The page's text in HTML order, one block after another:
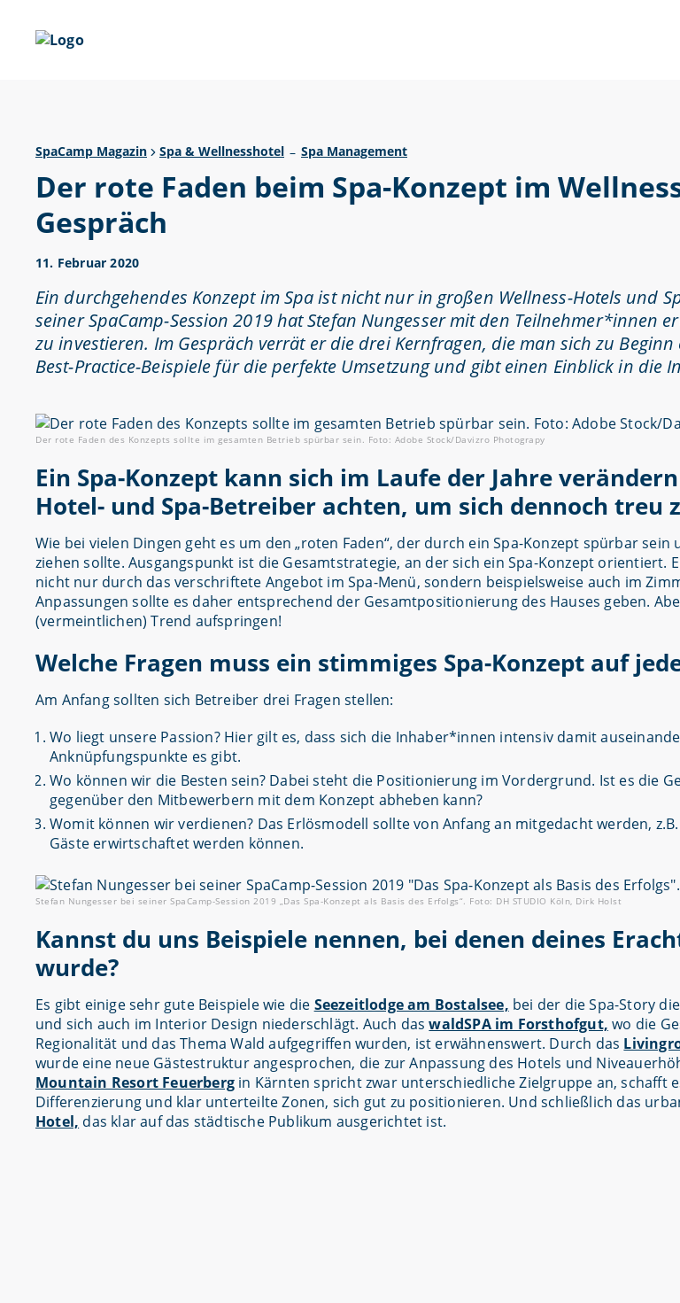
SpaCamp Magazin Spa & Wellnesshotel – Spa Management
Der rote Faden beim Spa-Konzept im
Gespräch
11. Februar 2020
Ein durchgehendes Konzept im Spa ist nicht nur in großen Wellness-Hotels und
seiner SpaCamp-Session 2019 hat Stefan Nungesser mit den Teilnehmer*innen
zu investieren. Im Gespräch verrät er die drei Kernfragen, die man sich zu
Best-Practice-Beispiele für die perfekte Umsetzung und gibt einen Einblick in die
Der rote Faden des Konzepts sollte im gesamten Betrieb spürbar sein. Foto: Adobe Stock/Davizro Photograpy
Ein Spa-Konzept kann sich im Laufe der Jahre
Hotel- und Spa-Betreiber achten, um sich dennoch treu
Wie bei vielen Dingen geht es um den „roten Faden“, der durch ein Spa-Konzept spürbar sein
ziehen sollte. Ausgangspunkt ist die Gesamtstrategie, an der sich ein Spa-Konzept orientiert.
nicht nur durch das verschriftete Angebot im Spa-Menü, sondern beispielsweise auch im
Anpassungen sollte es daher entsprechend der Gesamtpositionierung des Hauses geben.
(vermeintlichen) Trend aufspringen!
Welche Fragen muss ein stimmiges Spa-Konzept auf
Am Anfang sollten sich Betreiber drei Fragen stellen:
Wo liegt unsere Passion? Hier gilt es, dass sich die Inhaber*innen intensiv damit
Anknüpfungspunkte es gibt.
Wo können wir die Besten sein? Dabei steht die Positionierung im Vordergrund. Ist es die
gegenüber den Mitbewerbern mit dem Konzept abheben kann?
Womit können wir verdienen? Das Erlösmodell sollte von Anfang an mitgedacht werden,
Gäste erwirtschaftet werden können.
Stefan Nungesser bei seiner SpaCamp-Session 2019 „Das Spa-Konzept als Basis des Erfolgs“. Foto: DH STUDIO Köln, Dirk Holst
Kannst du uns Beispiele nennen, bei denen deines
wurde?
Es gibt einige sehr gute Beispiele wie die Seezeitlodge am Bostalsee, bei der die Spa-Story
und sich auch im Interior Design niederschlägt. Auch daswaldSPA im Forsthofgut, wo die
Regionalität und das Thema Wald aufgegriffen wurden, ist erwähnenswert. Durch das
wurde eine neue Gästestruktur angesprochen, die zur Anpassung des Hotels und
Mountain Resort Feuerberg in Kärnten spricht zwar unterschiedliche Zielgruppe an, schafft
Differenzierung und klar unterteilte Zonen, sich gut zu positionieren. Und schließlich das
Hotel, das klar auf das städtische Publikum ausgerichtet ist.